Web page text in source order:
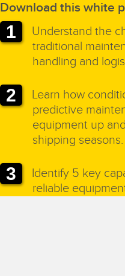
Download this white
Understand the
traditional
handling and
Learn how
predictive
equipment up
shipping seasons.
Identify 5 key
reliable